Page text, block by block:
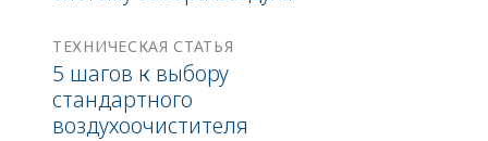
ТЕХНИЧЕСКАЯ СТАТЬЯ
5 шагов к выбору
стандартного
воздухоочистителя